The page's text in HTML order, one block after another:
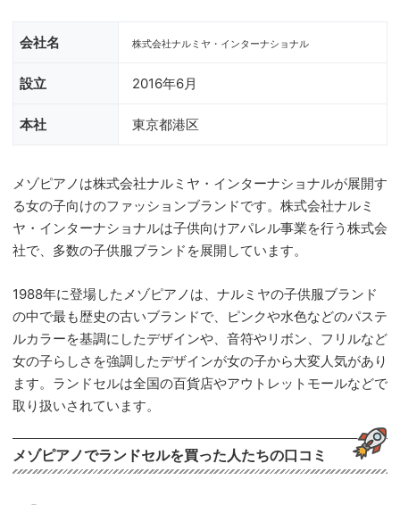
会社名 株式会社ナルミヤ・インターナショナル
設立 2016年6月
本社 東京都港区
メゾピアノは株式会社ナルミヤ・インターナショナルが展開す
る女の子向けのファッションブランドです。株式会社ナルミ
ヤ・インターナショナルは子供向けアパレル事業を行う株式会
社で、多数の子供服ブランドを展開しています。
1988年に登場したメゾピアノは、ナルミヤの子供服ブランド
の中で最も歴史の古いブランドで、ピンクや水色などのパステ
ルカラーを基調にしたデザインや、音符やリボン、フリルなど
女の子らしさを強調したデザインが女の子から大変人気があり
ます。ランドセルは全国の百貨店やアウトレットモールなどで
取り扱いされています。
メゾピアノでランドセルを買った人たちの口コミ